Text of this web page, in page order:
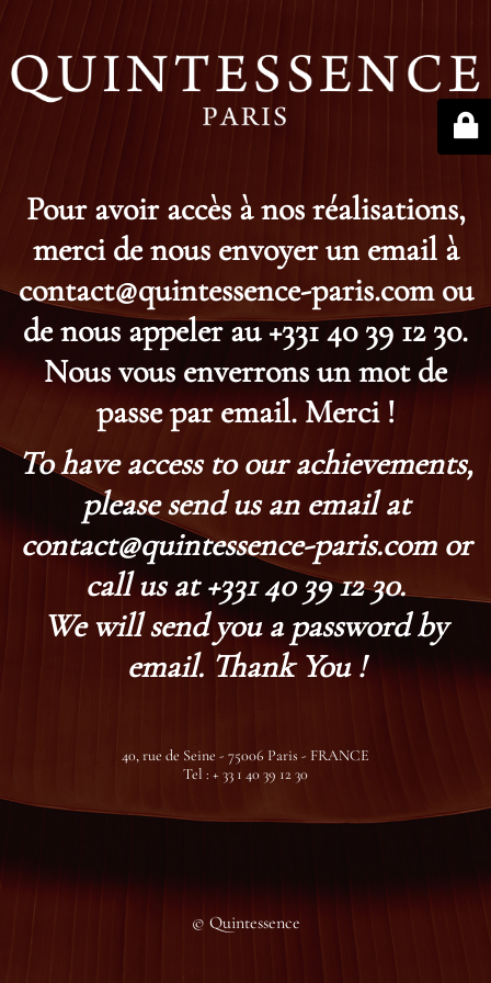
Pour avoir accès à nos réalisations,
merci de nous envoyer un email à
contact@quintessence-paris.com ou
de nous appeler au +331 40 39 12 30.
Nous vous enverrons un mot de
passe par email. Merci !
To have access to our achievements,
please send us an email at
contact@quintessence-paris.com or
call us at +331 40 39 12 30.
We will send you a password by
email. Thank You !
40, rue de Seine - 75006 Paris - FRANCE
Tel : + 33 1 40 39 12 30
© Quintessence